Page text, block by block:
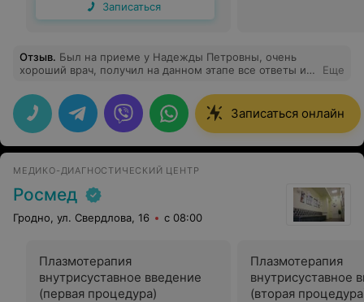
Записаться
Отзыв. Был на приеме у Надежды Петровны, очень
хороший врач, получил на данном этапе все ответы и
доктора.
Еще
Записаться онлайн
МЕДИКО-ДИАГНОСТИЧЕСКИЙ ЦЕНТР
Росмед
Гродно, ул. Свердлова, 16 с 08:00
Плазмотерапия
внутрисуставное введение
(первая процедура)
Плазмотерапия
внутрисуставное
(вторая